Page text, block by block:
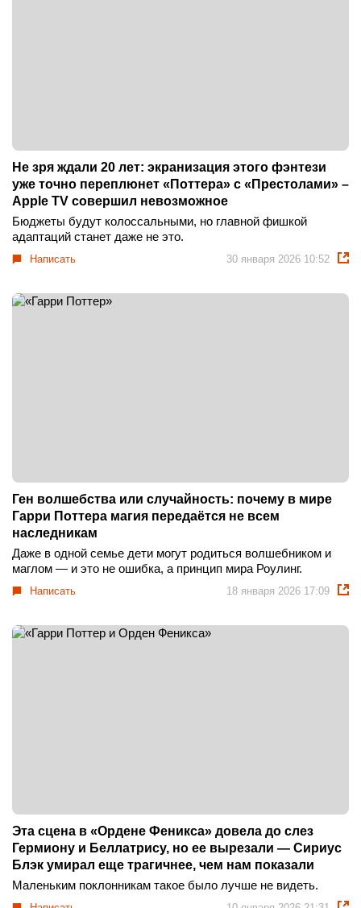
Не зря ждали 20 лет: экранизация этого фэнтези
уже точно переплюнет «Поттера» с «Престолами» –
Apple TV совершил невозможное
Бюджеты будут колоссальными, но главной фишкой
адаптаций станет даже не это.
Написать 30 января 2026 10:52
Ген волшебства или случайность: почему в мире
Гарри Поттера магия передаётся не всем
наследникам
Даже в одной семье дети могут родиться волшебником и
маглом — и это не ошибка, а принцип мира Роулинг.
Написать 18 января 2026 17:09
Эта сцена в «Ордене Феникса» довела до слез
Гермиону и Беллатрису, но ее вырезали — Сириус
Блэк умирал еще трагичнее, чем нам показали
Маленьким поклонникам такое было лучше не видеть.